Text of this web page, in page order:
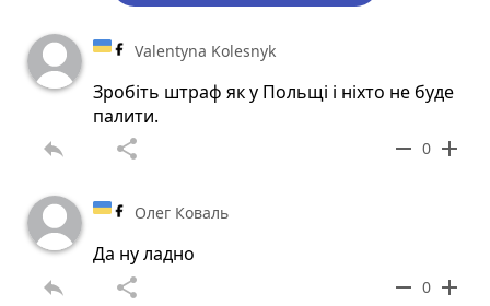
Valentyna Kolesnyk
Зробіть штраф як у Польщі і ніхто не буде
палити.
reply share remove 0 add
Олег Коваль
Да ну ладно
reply share remove 0 add